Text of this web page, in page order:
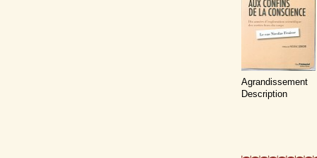
Agrandissement
Description